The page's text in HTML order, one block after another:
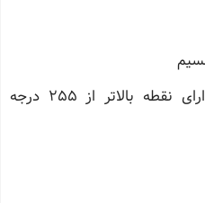
2943 : گریس روان کننده دارای نقطه بالاتر از 255 درجه